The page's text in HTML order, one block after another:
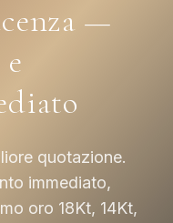
—
quotazione.
immediato,
oro 18Kt, 14Kt,